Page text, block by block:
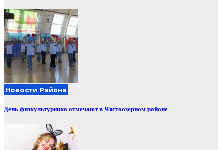
Новости Района
День физкультурника отмечают в Чистоозерном районе